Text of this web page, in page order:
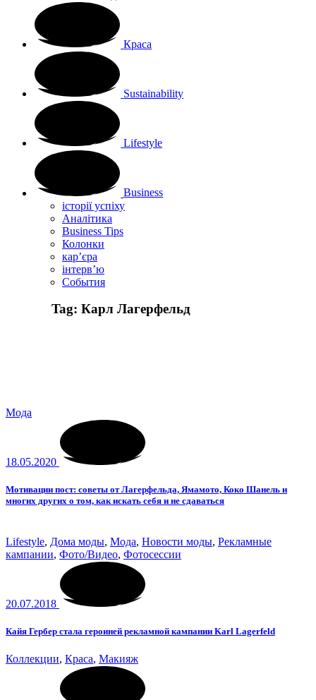
Краса
Sustainability
Lifestyle
Business
історії успіху
Аналітика
Business Tips
Колонки
кар’єра
інтерв’ю
Cобытия
Tag: Карл Лагерфельд
Мода
18.05.2020
Мотивации пост: советы от Лагерфельда, Ямамото, Коко Шанель и
многих других о том, как искать себя и не сдаваться
Lifestyle, Дома моды, Мода, Новости моды, Рекламные
кампании, Фото/Видео, Фотосессии
20.07.2018
Кайя Гербер стала героиней рекламной кампании Karl Lagerfeld
Коллекции, Краса, Макияж